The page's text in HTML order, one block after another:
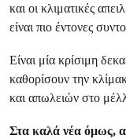
και οι κλιματικές
είναι πιο έντονες
Είναι μία κρίσιμη
καθορίσουν την
και απωλειών στο
Στα καλά νέα όμως,